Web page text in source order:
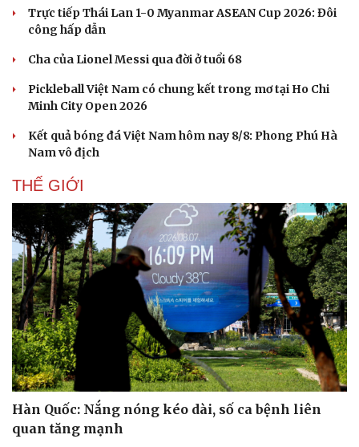
Trực tiếp Thái Lan 1-0 Myanmar ASEAN Cup 2026: Đôi
công hấp dẫn
Cha của Lionel Messi qua đời ở tuổi 68
Pickleball Việt Nam có chung kết trong mơ tại Ho Chi
Minh City Open 2026
Kết quả bóng đá Việt Nam hôm nay 8/8: Phong Phú Hà
Nam vô địch
THẾ GIỚI
Hàn Quốc: Nắng nóng kéo dài, số ca bệnh liên
quan tăng mạnh